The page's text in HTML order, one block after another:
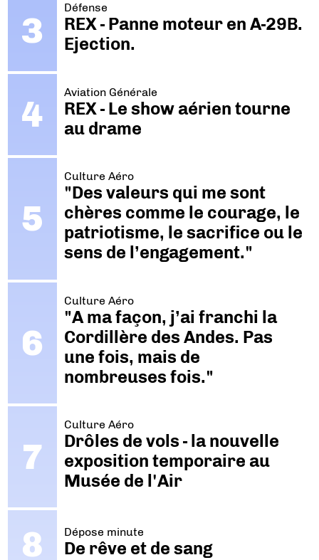
Défense
REX - Panne moteur en A-29B.
Ejection.
Aviation Générale
REX - Le show aérien tourne
au drame
Culture Aéro
"Des valeurs qui me sont
chères comme le courage, le
patriotisme, le sacrifice ou le
sens de l’engagement."
Culture Aéro
"A ma façon, j’ai franchi la
Cordillère des Andes. Pas
une fois, mais de
nombreuses fois."
Culture Aéro
Drôles de vols - la nouvelle
exposition temporaire au
Musée de l'Air
Dépose minute
De rêve et de sang